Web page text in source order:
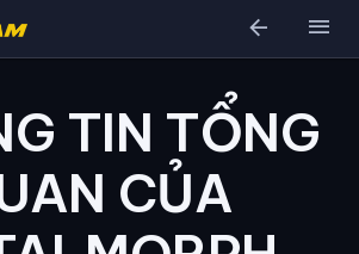
arrow_back menu
TIN TỔNG
CỦA